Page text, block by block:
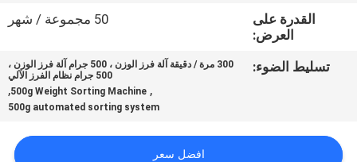
اتصل
حالات
القدرة على
العرض:
50 مجموعة / شهر
تسليط الضوء:
300 مرة / دقيقة آلة فرز الوزن ، 500 جرام آلة فرز الوزن ،
500 جرام نظام الفرز الآلي
,
500g Weight Sorting Machine
,
500g automated sorting system
افضل سعر